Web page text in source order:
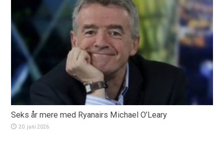
Seks år mere med Ryanairs Michael O’Leary
20. juni 2026